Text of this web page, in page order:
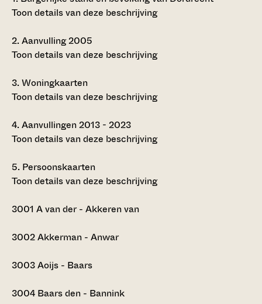
Toon details van deze beschrijving
2.Aanvulling 2005
Toon details van deze beschrijving
3.Woningkaarten
Toon details van deze beschrijving
4.Aanvullingen 2013 - 2023
Toon details van deze beschrijving
5. Persoonskaarten
Toon details van deze beschrijving
3001 A van der - Akkeren van
3002Akkerman - Anwar
3003Aoijs - Baars
3004 Baars den - Bannink